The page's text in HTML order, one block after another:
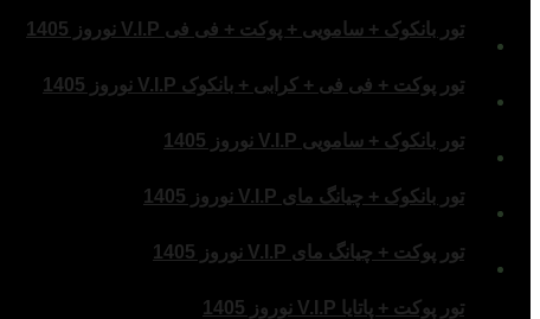
تور بانکوک + سامویی + پوکت + فی فی V.I.P نوروز 1405
تور پوکت + فی فی + کرابی + بانکوک V.I.P نوروز 1405
تور بانکوک + سامویی V.I.P نوروز 1405
تور بانکوک + چیانگ مای V.I.P نوروز 1405
تور پوکت + چیانگ مای V.I.P نوروز 1405
تور پوکت + پاتایا V.I.P نوروز 1405